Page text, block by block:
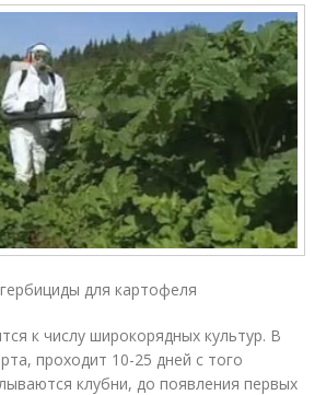
для картофеля
к числу широкорядных культур. В
проходит 10-25 дней с того
клубни, до появления первых